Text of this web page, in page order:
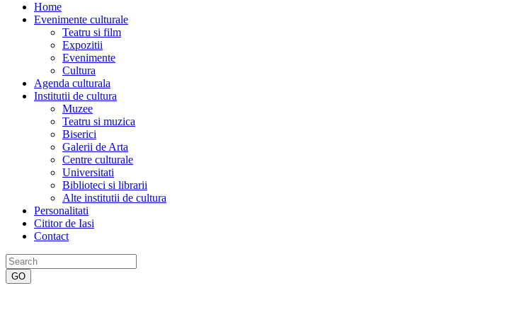
Home
Evenimente culturale
Teatru si film
Expozitii
Evenimente
Cultura
Agenda culturala
Institutii de cultura
Muzee
Teatru si muzica
Biserici
Galerii de Arta
Centre culturale
Universitati
Biblioteci si librarii
Alte institutii de cultura
Personalitati
Cititor de Iasi
Contact